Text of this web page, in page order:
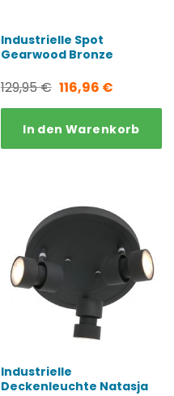
Industrielle Spot
Gearwood Bronze
129,95€ Ursprünglicher
Preis
war:
116,96 €Aktueller
Preis
ist:
In den Warenkorb
Industrielle
Deckenleuchte Natasja